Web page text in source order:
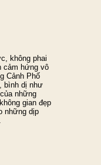
không phai
cảm hứng vô
Cảnh Phố
bình dị như
những
gian đẹp
những dịp